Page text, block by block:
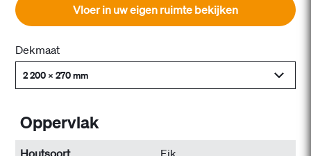
Vloer in uw eigen ruimte bekijken
Dekmaat
2 200 x 270 mm
Oppervlak
Houtsoort
Eik